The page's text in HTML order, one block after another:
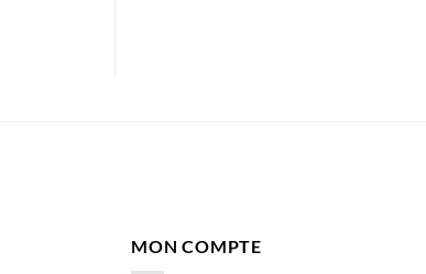
MON COMPTE